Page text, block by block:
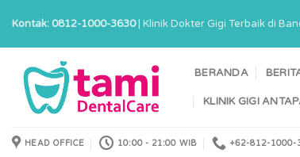
content
Kontak: 0812-1000-3630| Klinik Dokter Gigi Terbaik di
BERANDA
KLINIK GIGI
HEAD OFFICE 10:00 - 21:00 WIB +62-812-1000-